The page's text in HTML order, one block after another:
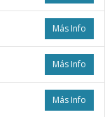
Más Info
Más Info
Más Info